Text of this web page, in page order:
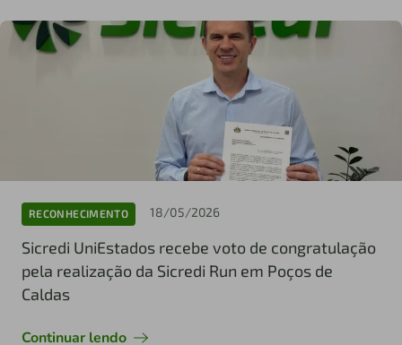
RECONHECIMENTO 18/05/2026
Sicredi UniEstados recebe voto de congratulação
pela realização da Sicredi Run em Poços de
Caldas
Continuar lendo